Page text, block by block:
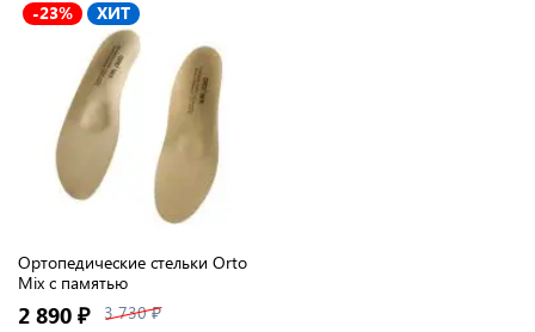
-23% ХИТ
Ортопедические стельки Orto
Mix с памятью
2 890 ₽ 3 730 ₽